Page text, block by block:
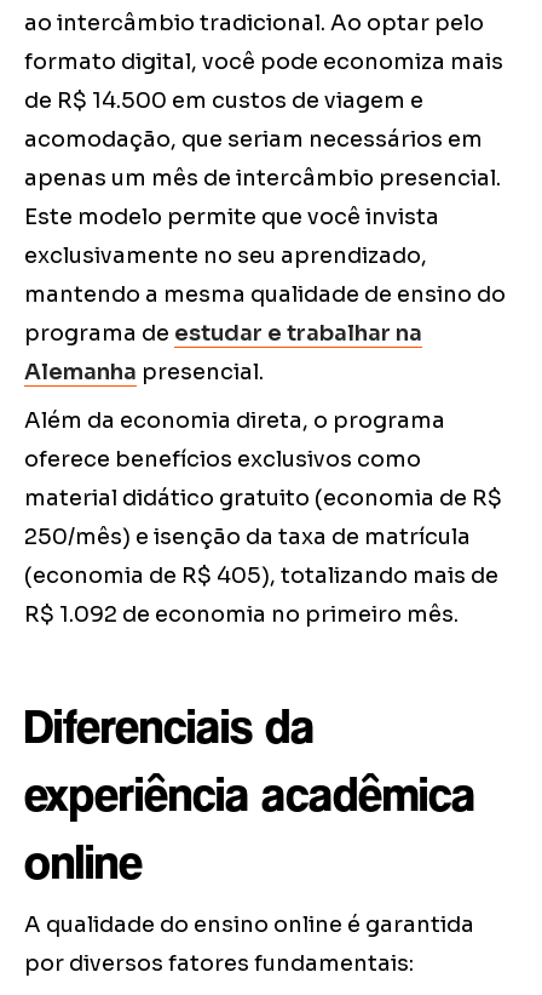
ao intercâmbio tradicional. Ao optar pelo
formato digital, você pode economiza mais
de R$ 14.500 em custos de viagem e
acomodação, que seriam necessários em
apenas um mês de intercâmbio presencial.
Este modelo permite que você invista
exclusivamente no seu aprendizado,
mantendo a mesma qualidade de ensino do
programa de estudar e trabalhar na
Alemanha presencial.
Além da economia direta, o programa
oferece benefícios exclusivos como
material didático gratuito (economia de R$
250/mês) e isenção da taxa de matrícula
(economia de R$ 405), totalizando mais de
R$ 1.092 de economia no primeiro mês.
Diferenciais da
experiência acadêmica
online
A qualidade do ensino online é garantida
por diversos fatores fundamentais: